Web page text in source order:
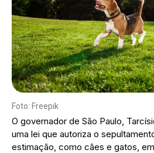
Foto: Freepik
O governador de São Paulo,
uma lei que autoriza o
estimação, como cães e gatos,